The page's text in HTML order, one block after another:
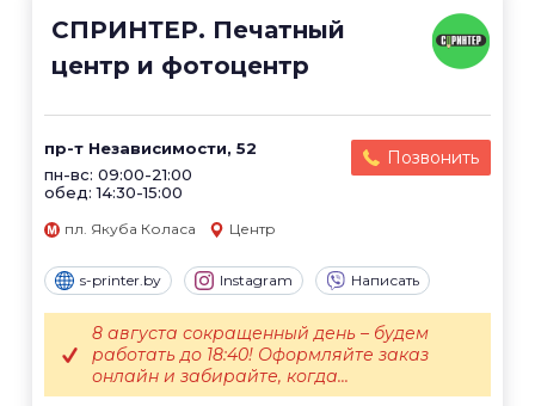
СПРИНТЕР. Печатный
центр и фотоцентр
пр-т Независимости, 52
пн-вс: 09:00-21:00
обед: 14:30-15:00
Позвонить
пл. Якуба Коласа Центр
s-printer.by Instagram Написать
8 августа сокращенный день – будем
работать до 18:40! Оформляйте заказ
онлайн и забирайте, когда...